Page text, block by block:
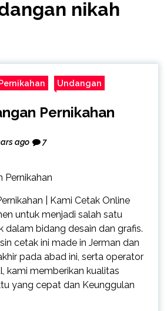
nikah
Undangan
Pernikahan
ago 7
| Kami Cetak Online
untuk menjadi salah satu
dalam bidang desain dan grafis.
cetak ini made in Jerman dan
pada abad ini, serta operator
kami memberikan kualitas
yang cepat dan Keunggulan